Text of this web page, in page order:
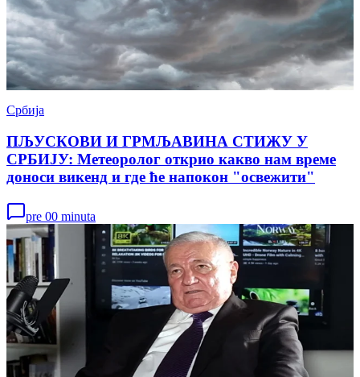
Србија
ПЉУСКОВИ И ГРМЉАВИНА СТИЖУ У
СРБИЈУ: Метеоролог открио какво нам време
доноси викенд и где ће напокон "освежити"
pre 00 minuta